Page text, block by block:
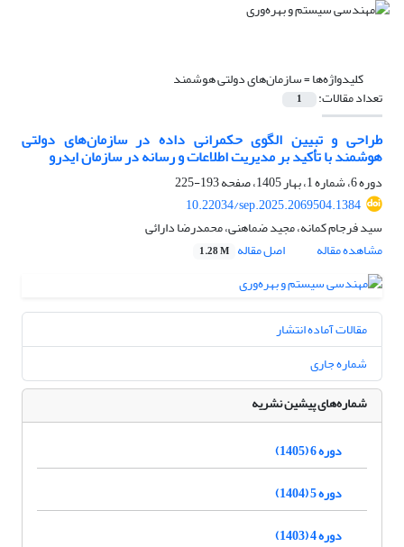
کلیدواژه‌ها =سازمان‌های دولتی هوشمند
تعداد مقالات: 1
طراحی و تبیین الگوی حکمرانی داده در سازمان‌های دولتی
هوشمند با تأکید بر مدیریت اطلاعات و رسانه در سازمان ایدرو
دوره 6، شماره 1، بهار 1405، صفحه
193-225
10.22034/sep.2025.2069504.1384
سید فرجام کمانه، مجید ضماهنی، محمدرضا دارائی
مشاهده مقاله
اصل مقاله 1.28 M
مقالات آماده انتشار
شماره جاری
شماره‌های پیشین نشریه
دوره 6 (1405)
دوره 5 (1404)
دوره 4 (1403)